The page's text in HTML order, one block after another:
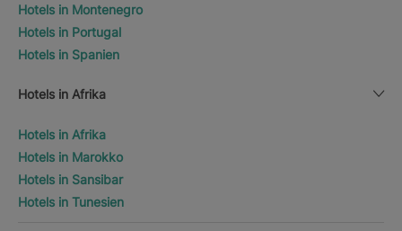
Hotels in Montenegro
Hotels in Portugal
Hotels in Spanien
Hotels in Afrika
Hotels in Afrika
Hotels in Marokko
Hotels in Sansibar
Hotels in Tunesien